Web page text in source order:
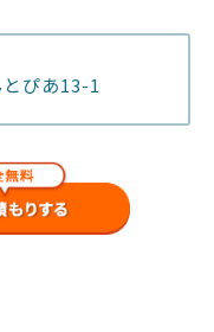
ぴあ13-1